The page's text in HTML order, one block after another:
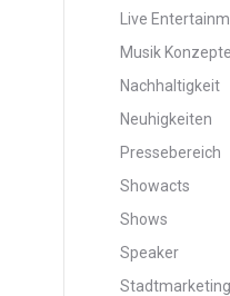
Live
Musik Konzepte
Nachhaltigkeit
Neuhigkeiten
Pressebereich
Showacts
Shows
Speaker
Stadtmarketing